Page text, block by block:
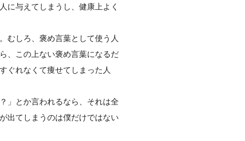
に与えてしまうし、健康上よく
むしろ、褒め言葉として使う人
、この上ない褒め言葉になるだ
ぐれなくて痩せてしまった人
」とか言われるなら、それは全
出てしまうのは僕だけではない